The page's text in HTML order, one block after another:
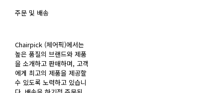
주문 및 배송
Chairpick (체어픽)에서는
높은 품질의 브랜드와 제품
을 소개하고 판매하며, 고객
에게 최고의 제품을 제공할
수 있도록 노력하고 있습니